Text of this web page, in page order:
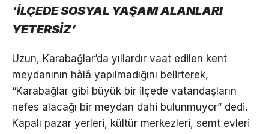
‘İLÇEDE SOSYAL YAŞAM ALANLARI
YETERSİZ’
Uzun, Karabağlar’da yıllardır vaat edilen kent
meydanının hâlâ yapılmadığını belirterek,
“Karabağlar gibi büyük bir ilçede vatandaşların
nefes alacağı bir meydan dahi bulunmuyor” dedi.
Kapalı pazar yerleri, kültür merkezleri, semt evleri